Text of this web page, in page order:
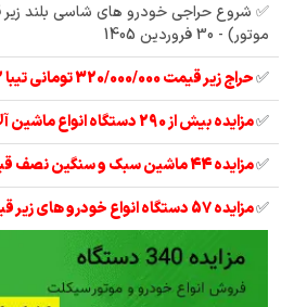
✅ شروع حراجی خودرو های شاسی بلند
موتور) - 30 فروردین 1405
✅حراج زیر قیمت 320/000/000 تومانی تیبا 2 مدل 97
✅مزایده بیش از 290 دستگاه انواع ماشین آلات
✅مزایده 44 ماشین سبک و سنگین نصف قیمت
✅مزایده 57 دستگاه انواع خودرو های زیر قیمت